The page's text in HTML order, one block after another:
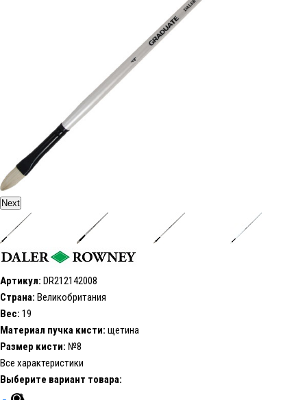
Next
Артикул: DR212142008
Страна: Великобритания
Вес: 19
Материал пучка кисти: щетина
Размер кисти: №8
Все характеристики
Выберите вариант товара: